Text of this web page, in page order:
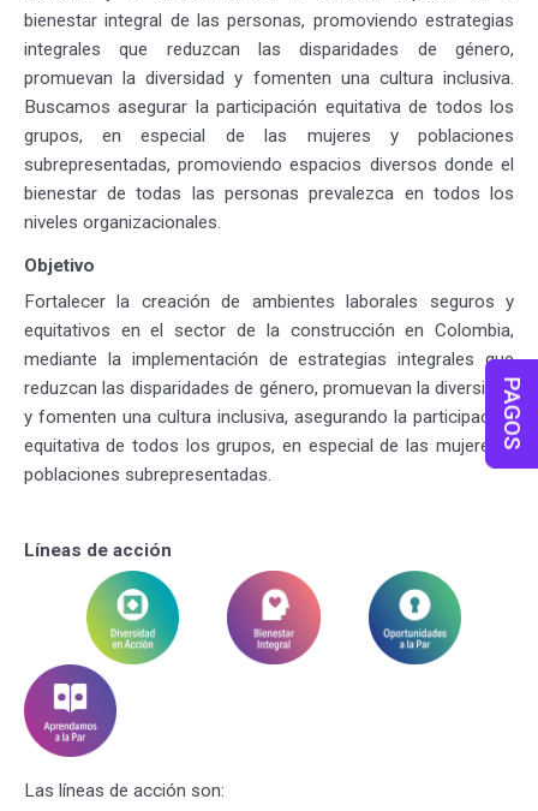
bienestar integral de las personas, promoviendo estrategias
integrales que reduzcan las disparidades de género,
promuevan la diversidad y fomenten una cultura inclusiva.
Buscamos asegurar la participación equitativa de todos los
grupos, en especial de las mujeres y poblaciones
subrepresentadas, promoviendo espacios diversos donde el
bienestar de todas las personas prevalezca en todos los
niveles organizacionales.
Objetivo
Fortalecer la creación de ambientes laborales seguros y
equitativos en el sector de la construcción en Colombia,
mediante la implementación de estrategias integrales que
reduzcan las disparidades de género, promuevan la diversidad
y fomenten una cultura inclusiva, asegurando la participación
equitativa de todos los grupos, en especial de las mujeres y
poblaciones subrepresentadas.
Líneas de acción
Las líneas de acción son:
PAGOS